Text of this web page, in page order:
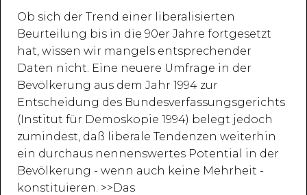
Ob sich der Trend einer liberalisierten
Beurteilung bis in die 90er Jahre fortgesetzt
hat, wissen wir mangels entsprechender
Daten nicht. Eine neuere Umfrage in der
Bevölkerung aus dem Jahr 1994 zur
Entscheidung des Bundesverfassungsgerichts
(Institut für Demoskopie 1994) belegt jedoch
zumindest, daß liberale Tendenzen weiterhin
ein durchaus nennenswertes Potential in der
Bevölkerung - wenn auch keine Mehrheit -
konstituieren. >>Das